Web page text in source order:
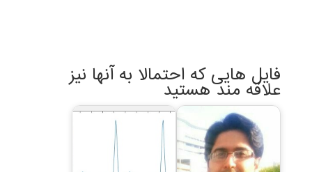
فایل هایی که احتمالا به آنها نیز
علاقه مند هستید